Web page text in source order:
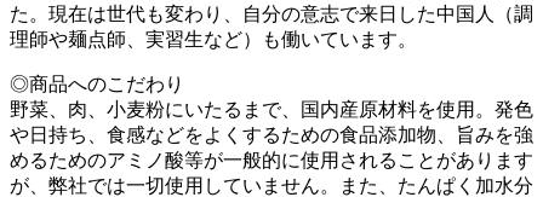
た。現在は世代も変わり、自分の意志で来日した中国人（調
理師や麺点師、実習生など）も働いています。
◎商品へのこだわり
野菜、肉、小麦粉にいたるまで、国内産原材料を使用。発色
や日持ち、食感などをよくするための食品添加物、旨みを強
めるためのアミノ酸等が一般的に使用されることがあります
が、弊社では一切使用していません。また、たんぱく加水分